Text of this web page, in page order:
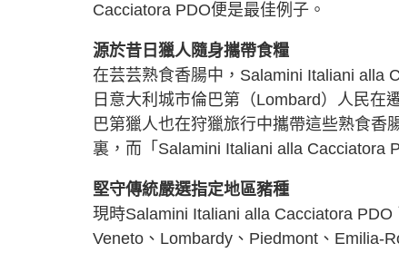
Cacciatora PDO便是最佳例子。
源於昔日獵人隨身攜帶食糧
在芸芸熟食香腸中，Salamini Italiani alla
日意大利城市倫巴第（Lombard）人民在
巴第獵人也在狩獵旅行中攜帶這些熟食香
裏，而「Salamini Italiani alla Cacciatora
堅守傳統嚴選指定地區豬種
現時Salamini Italiani alla Cacciatora
Veneto、Lombardy、Piedmont、Emilia-